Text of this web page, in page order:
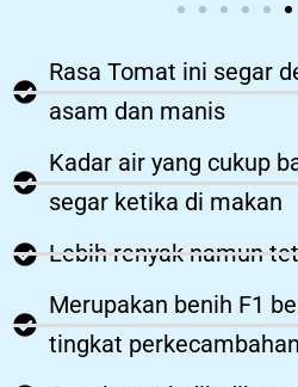
Rasa Tomat ini segar
asam dan manis
Kadar air yang cukup
segar ketika di makan
Lebih renyak namun
Merupakan benih F1
tingkat